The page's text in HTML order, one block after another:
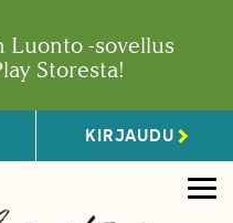
Luonto -sovellus
Storesta!
KIRJAUDU